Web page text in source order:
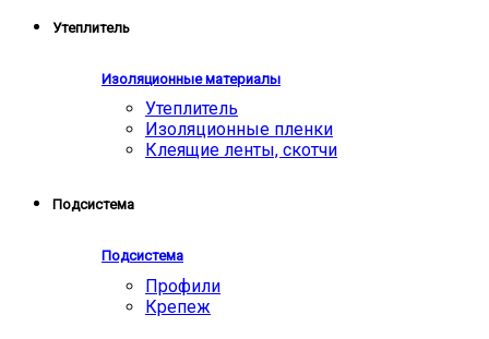
Утеплитель
Изоляционные материалы
Утеплитель
Изоляционные пленки
Клеящие ленты, скотчи
Подсистема
Подсистема
Профили
Крепеж